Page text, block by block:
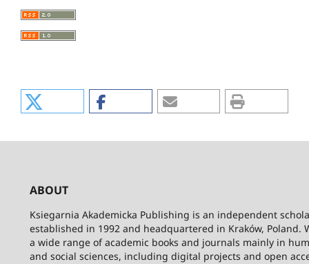
ABOUT
Ksiegarnia Akademicka Publishing is an independent
established in 1992 and headquartered in Kraków, Poland.
a wide range of academic books and journals mainly in
and social sciences, including digital projects and open